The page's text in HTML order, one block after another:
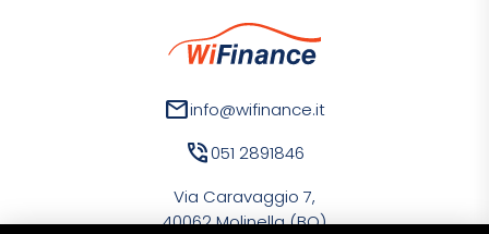
mailinfo@wifinance.it
phone_in_talk051 2891846
Via Caravaggio 7,
40062 Molinella (BO)